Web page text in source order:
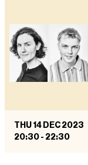
THU 14 DEC 2023
20:30 - 22:30